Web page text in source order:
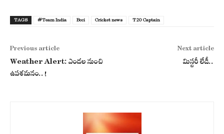
TAGS #Team India Bcci Cricket news T20 Captain
Previous article
Weather Alert: ఎండల నుంచి
ఉపశమనం..!
Next article
మిస్టరీ లేడీ..